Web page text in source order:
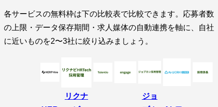
各サービスの無料枠は下の比較表で比較できます。応募者数
の上限・データ保存期間・求人媒体の自動連携を軸に、自社
に近いものを2〜3社に絞り込みましょう。
リクナ
ジョ